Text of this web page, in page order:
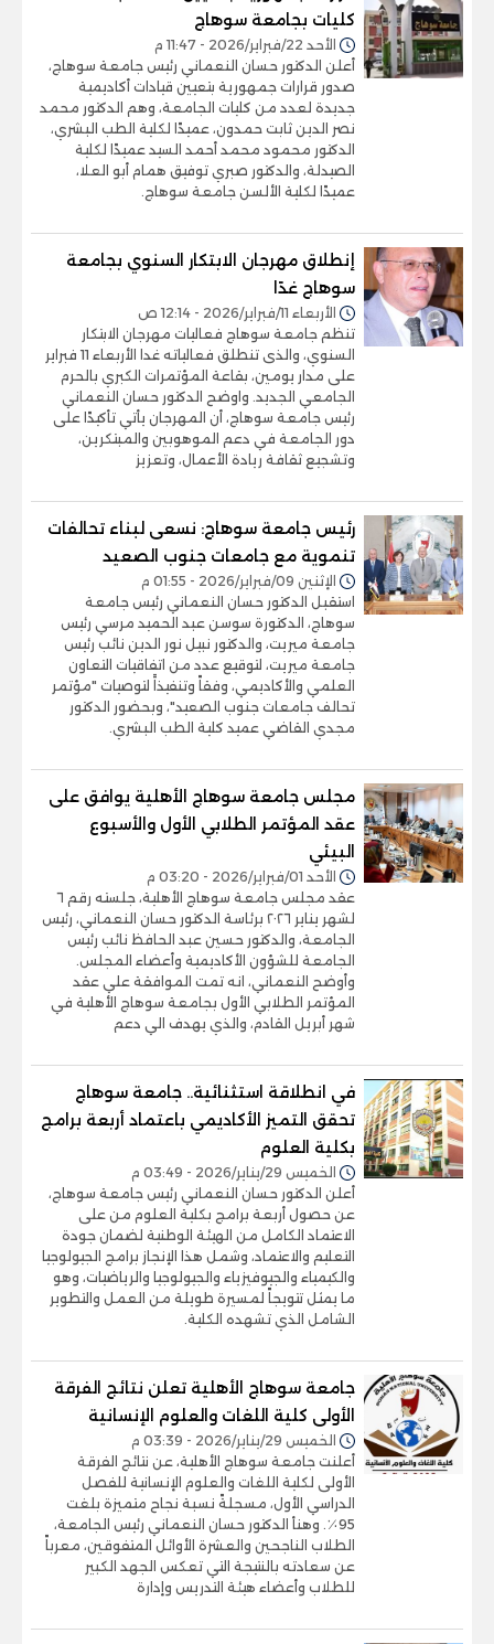
كليات بجامعة سوهاج
الأحد 22/فبراير/2026 - 11:47 م
أعلن الدكتور حسان النعماني رئيس جامعة سوهاج،
صدور قرارات جمهورية بتعيين قيادات أكاديمية
جديدة لعدد من كليات الجامعة، وهم الدكتور محمد
نصر الدين ثابت حمدون، عميدًا لكلية الطب البشري،
الدكتور محمود محمد أحمد السيد عميدًا لكلية
الصيدلة، والدكتور صبري توفيق همام أبو العلا،
عميدًا لكلية الألسن جامعة سوهاج.
إنطلاق مهرجان الابتكار السنوي بجامعة
سوهاج غدًا
الأربعاء 11/فبراير/2026 - 12:14 ص
تنظم جامعة سوهاج فعاليات مهرجان الابتكار
السنوي، والذى تنطلق فعالياته غدا الأربعاء 11 فبراير
على مدار يومين، بقاعة المؤتمرات الكبري بالحرم
الجامعي الجديد. واوضح الدكتور حسان النعماني
رئيس جامعة سوهاج، أن المهرجان يأتي تأكيدًا على
دور الجامعة في دعم الموهوبين والمبتكرين،
وتشجيع ثقافة ريادة الأعمال، وتعزيز
رئيس جامعة سوهاج: نسعى لبناء تحالفات
تنموية مع جامعات جنوب الصعيد
الإثنين 09/فبراير/2026 - 01:55 م
استقبل الدكتور حسان النعماني رئيس جامعة
سوهاج، الدكتورة سوسن عبد الحميد مرسي رئيس
جامعة ميريت، والدكتور نبيل نور الدين نائب رئيس
جامعة ميريت، لتوقيع عدد من اتفاقيات التعاون
العلمي والأكاديمي، وفقاً وتنفيذاََ لتوصيات "مؤتمر
تحالف جامعات جنوب الصعيد"، وبحضور الدكتور
مجدي القاضي عميد كلية الطب البشري.
مجلس جامعة سوهاج الأهلية يوافق على
عقد المؤتمر الطلابي الأول والأسبوع
البيئي
الأحد 01/فبراير/2026 - 03:20 م
عقد مجلس جامعة سوهاج الأهلية، جلسته رقم ٦
لشهر يناير ٢٠٢٦ برئاسة الدكتور حسان النعماني، رئيس
الجامعة، والدكتور حسين عبد الحافظ نائب رئيس
الجامعة للشؤون الأكاديمية وأعضاء المجلس.
وأوضح النعماني، انه تمت الموافقة علي عقد
المؤتمر الطلابي الأول بجامعة سوهاج الأهلية في
شهر أبريل القادم، والذي يهدف الي دعم
في انطلاقة استثنائية.. جامعة سوهاج
تحقق التميز الأكاديمي باعتماد أربعة برامج
بكلية العلوم
الخميس 29/يناير/2026 - 03:49 م
أعلن الدكتور حسان النعماني رئيس جامعة سوهاج،
عن حصول أربعة برامج بكلية العلوم من على
الاعتماد الكامل من الهيئة الوطنية لضمان جودة
التعليم والاعتماد، وشمل هذا الإنجاز برامج الجيولوجيا
والكيمياء والجيوفيزياء والجيولوجيا والرياضيات، وهو
ما يمثل تتويجاً لمسيرة طويلة من العمل والتطوير
الشامل الذي تشهده الكلية.
جامعة سوهاج الأهلية تعلن نتائج الفرقة
الأولى كلية اللغات والعلوم الإنسانية
الخميس 29/يناير/2026 - 03:39 م
أعلنت جامعة سوهاج الأهلية، عن نتائج الفرقة
الأولى لكلية اللغات والعلوم الإنسانية للفصل
الدراسي الأول، مسجلةً نسبة نجاح متميزة بلغت
95٪. وهنأ الدكتور حسان النعماني رئيس الجامعة،
الطلاب الناجحين والعشرة الأوائل المتفوقين، معرباً
عن سعادته بالنتيجة التي تعكس الجهد الكبير
للطلاب وأعضاء هيئة التدريس وإدارة